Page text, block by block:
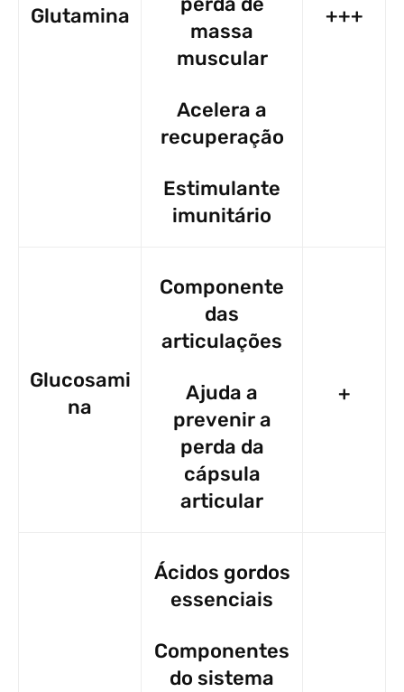
Glutamina
massa
muscular
Acelera a
recuperação
Estimulante
imunitário
+++
Glucosami
na
Componente
das
articulações
Ajuda a
prevenir a
perda da
cápsula
articular
+
Ácidos gordos
essenciais
Componentes
do sistema